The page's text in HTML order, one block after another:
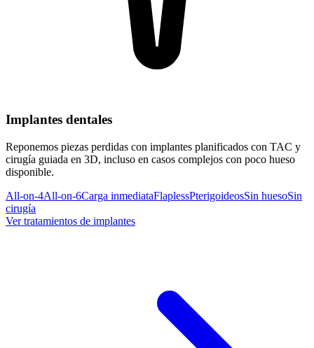
Implantes dentales
Reponemos piezas perdidas con implantes planificados con TAC y
cirugía guiada en 3D, incluso en casos complejos con poco hueso
disponible.
All-on-4All-on-6Carga inmediataFlaplessPterigoideosSin huesoSin
cirugía
Ver tratamientos de implantes